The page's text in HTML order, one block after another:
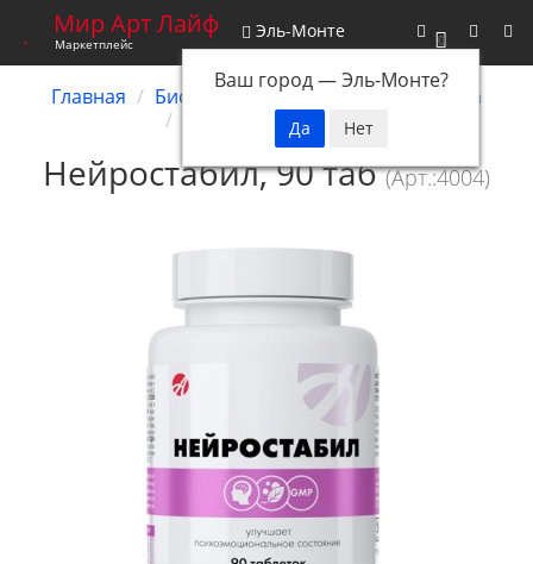
0
Мир Арт Лайф
Маркетплейс
Эль-Монте
Ваш город —Эль-Монте?
Главная Биокомплексы
Нервная система
Нейростабил, 90 таб
Нейростабил, 90 таб(Арт.:4004)